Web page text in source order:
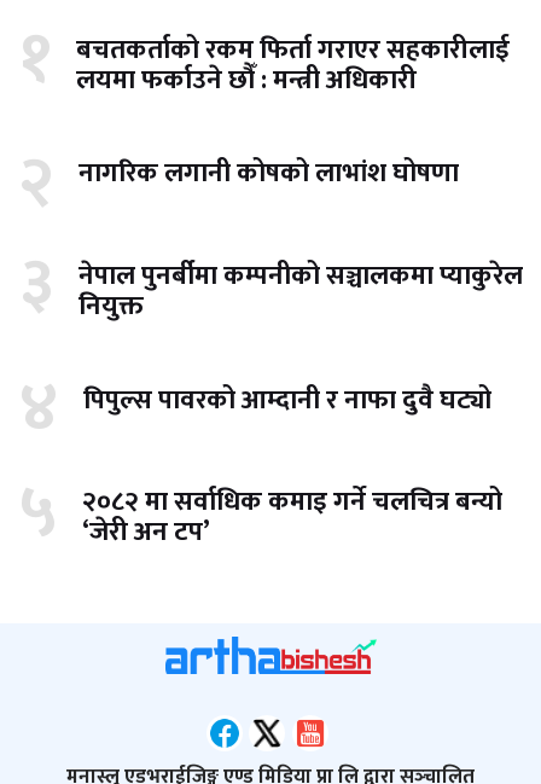
१ बचतकर्ताको रकम फिर्ता गराएर सहकारीलाई
लयमा फर्काउने छौँ : मन्त्री अधिकारी
२ नागरिक लगानी कोषको लाभांश घोषणा
३ नेपाल पुनर्बीमा कम्पनीको सञ्चालकमा प्याकुरेल
नियुक्त
४ पिपुल्स पावरको आम्दानी र नाफा दुवै घट्यो
५ २०८२ मा सर्वाधिक कमाइ गर्ने चलचित्र बन्यो
‘जेरी अन टप’
मनास्लु एडभराईजिङ्ग एण्ड मिडिया प्रा लि द्वारा सञ्‍चालित